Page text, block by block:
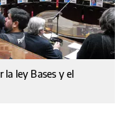
ley Bases y el